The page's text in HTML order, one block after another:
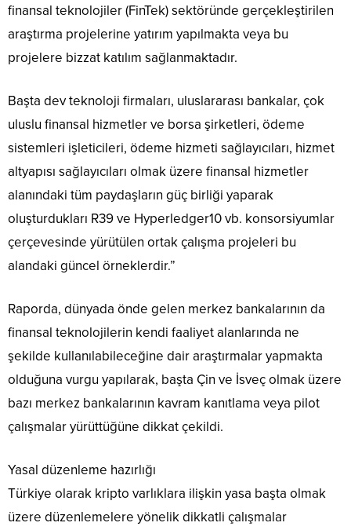
finansal teknolojiler (FinTek) sektöründe gerçekleştirilen
araştırma projelerine yatırım yapılmakta veya bu
projelere bizzat katılım sağlanmaktadır.
Başta dev teknoloji firmaları, uluslararası bankalar, çok
uluslu finansal hizmetler ve borsa şirketleri, ödeme
sistemleri işleticileri, ödeme hizmeti sağlayıcıları, hizmet
altyapısı sağlayıcıları olmak üzere finansal hizmetler
alanındaki tüm paydaşların güç birliği yaparak
oluşturdukları R39 ve Hyperledger10 vb. konsorsiyumlar
çerçevesinde yürütülen ortak çalışma projeleri bu
alandaki güncel örneklerdir.”
Raporda, dünyada önde gelen merkez bankalarının da
finansal teknolojilerin kendi faaliyet alanlarında ne
şekilde kullanılabileceğine dair araştırmalar yapmakta
olduğuna vurgu yapılarak, başta Çin ve İsveç olmak üzere
bazı merkez bankalarının kavram kanıtlama veya pilot
çalışmalar yürüttüğüne dikkat çekildi.
Yasal düzenleme hazırlığı
Türkiye olarak kripto varlıklara ilişkin yasa başta olmak
üzere düzenlemelere yönelik dikkatli çalışmalar